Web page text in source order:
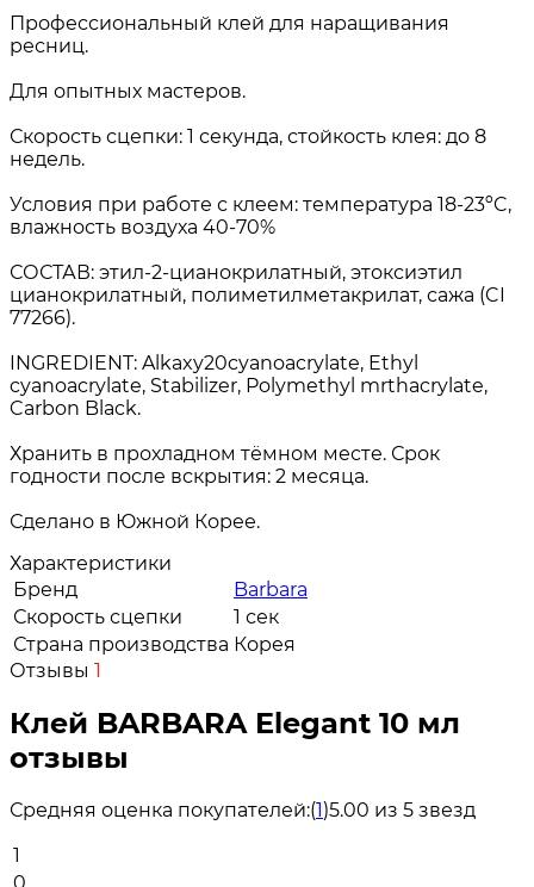
Профессиональный клей для наращивания
ресниц.
Для опытных мастеров.
Скорость сцепки: 1 секунда, стойкость клея: до 8
недель.
Условия при работе с клеем: температура 18-23ºC,
влажность воздуха 40-70%
СОСТАВ: этил-2-цианокрилатный, этоксиэтил
цианокрилатный, полиметилметакрилат, сажа (CI
77266).
INGREDIENT: Alkaxy20cyanoacrylate, Ethyl
cyanoacrylate, Stabilizer, Polymethyl mrthacrylate,
Carbon Black.
Хранить в прохладном тёмном месте. Срок
годности после вскрытия: 2 месяца.
Сделано в Южной Корее.
Характеристики
Бренд
Barbara
Скорость сцепки
1 сек
Страна производства Корея
Отзывы 1
Клей BARBARA Elegant 10 мл
отзывы
Средняя оценка покупателей:(1)5.00 из 5 звезд
1
0